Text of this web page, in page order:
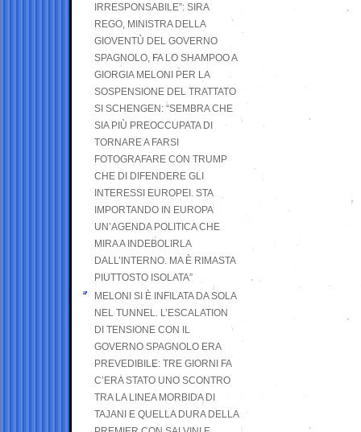
IRRESPONSABILE”: SIRA
REGO, MINISTRA DELLA
GIOVENTÙ DEL GOVERNO
SPAGNOLO, FA LO SHAMPOO A
GIORGIA MELONI PER LA
SOSPENSIONE DEL TRATTATO
SI SCHENGEN: “SEMBRA CHE
SIA PIÙ PREOCCUPATA DI
TORNARE A FARSI
FOTOGRAFARE CON TRUMP
CHE DI DIFENDERE GLI
INTERESSI EUROPEI. STA
IMPORTANDO IN EUROPA
UN’AGENDA POLITICA CHE
MIRA A INDEBOLIRLA
DALL’INTERNO. MA È RIMASTA
PIUTTOSTO ISOLATA”
MELONI SI È INFILATA DA SOLA
NEL TUNNEL. L’ESCALATION
DI TENSIONE CON IL
GOVERNO SPAGNOLO ERA
PREVEDIBILE: TRE GIORNI FA
C’ERA STATO UNO SCONTRO
TRA LA LINEA MORBIDA DI
TAJANI E QUELLA DURA DELLA